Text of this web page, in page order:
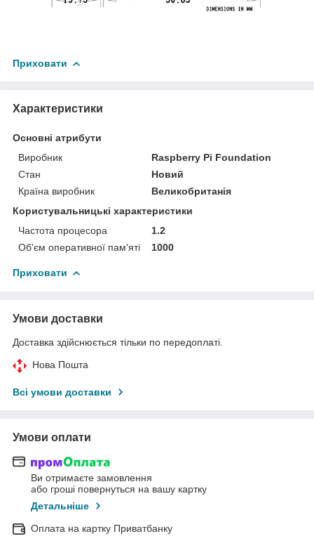
Приховати
Характеристики
Основні атрибути
Виробник
Raspberry Pi Foundation
Стан
Новий
Країна виробник
Великобританія
Користувальницькі характеристики
Частота процесора
1.2
Об'єм оперативної пам'яті
1000
Приховати
Умови доставки
Доставка здійснюється тільки по передоплаті.
Нова Пошта
Всі умови доставки
Умови оплати
Ви отримаєте замовлення
або гроші повернуться на вашу картку
Детальніше
Оплата на картку Приватбанку